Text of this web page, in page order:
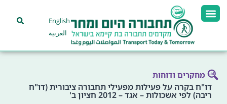
English
العربية
מחקרים ודוחות
דו"ח בקרה על פעילות מפעילי תחבורה ציבורית (דו"ח
ריבה) לפי אשכולות – אגד – 2012 חציון ב'